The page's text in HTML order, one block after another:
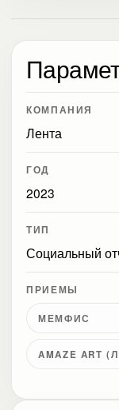
КОМПАНИЯ
Лента
ГОД
2023
ТИП
Социальный
ПРИЕМЫ
МЕМФИС
AMAZE ART